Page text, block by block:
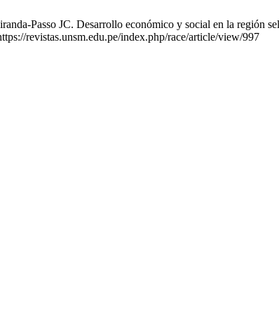
Passo JC. Desarrollo económico y social en la región
revistas.unsm.edu.pe/index.php/race/article/view/997